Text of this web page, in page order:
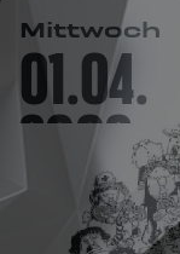
Mittwoch
01.04.
2009